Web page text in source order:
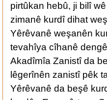
pirtûkan hebû, ji bilî
zimanê kurdî dihat
Yêrêvanê weşanên
tevahîya cîhanê
Akadîmîa Zanistî da
lêgerînên zanistî pêk
Yêrêvanê da beşê